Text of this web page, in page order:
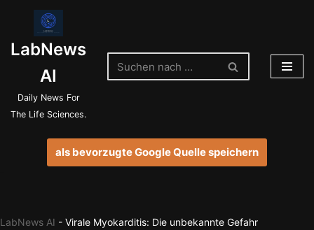
Inhalt
springen
LabNews
AI
Daily News For
The Life Sciences.
als bevorzugte Google Quelle speichern
LabNews AI - Virale Myokarditis: Die unbekannte Gefahr